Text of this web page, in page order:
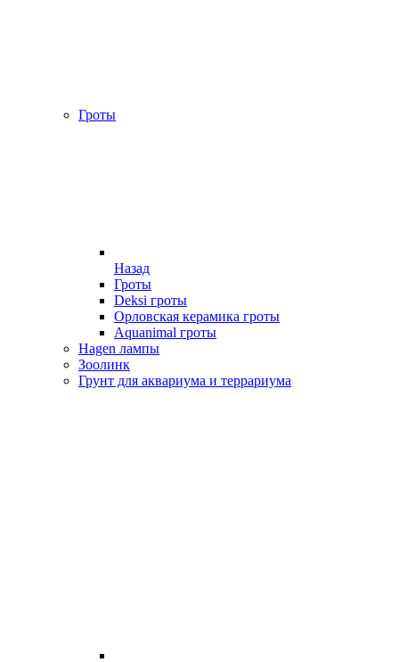
Гроты
Назад
Гроты
Deksi гроты
Орловская керамика гроты
Aquanimal гроты
Hagen лампы
Зоолинк
Грунт для аквариума и террариума